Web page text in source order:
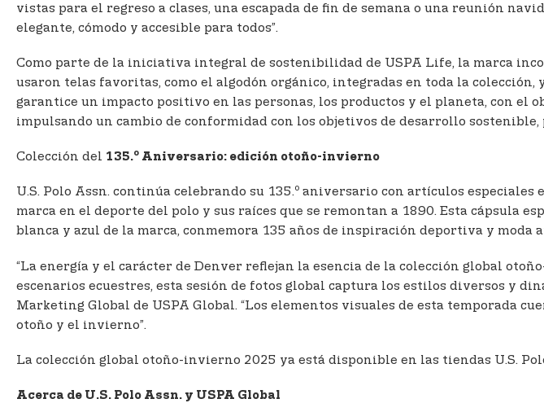
vistas para el regreso a clases, una escapada de fin de semana o una reunión
elegante, cómodo y accesible para todos”.
Como parte de la iniciativa integral de sostenibilidad de USPA Life, la marca
usaron telas favoritas, como el algodón orgánico, integradas en toda la
garantice un impacto positivo en las personas, los productos y el planeta, con
impulsando un cambio de conformidad con los objetivos de desarrollo
Colección del 135.o Aniversario: edición otoño-invierno
U.S. Polo Assn. continúa celebrando su 135.o aniversario con artículos especiales
marca en el deporte del polo y sus raíces que se remontan a 1890. Esta cápsula
blanca y azul de la marca, conmemora 135 años de inspiración deportiva y moda
“La energía y el carácter de Denver reflejan la esencia de la colección global
escenarios ecuestres, esta sesión de fotos global captura los estilos diversos y
Marketing Global de USPA Global. “Los elementos visuales de esta temporada
otoño y el invierno”.
La colección global otoño-invierno 2025 ya está disponible en las tiendas U.S.
Acerca de U.S. Polo Assn. y USPA Global